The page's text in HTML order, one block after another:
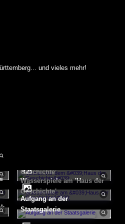
und vieles mehr!
Geschichte'
Wasserspiele am 'Haus der
Geschichte'
Aufgang an der
Staatsgalerie